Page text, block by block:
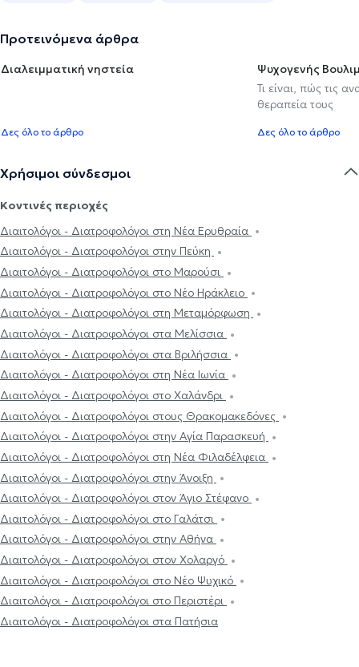
Προτεινόμενα άρθρα
Διαλειμματική νηστεία
Δες όλο το άρθρο
Ψυχογενής
Τι είναι, πώς τις
θεραπεία τους
Δες όλο το άρθρο
Χρήσιμοι σύνδεσμοι
Κοντινές περιοχές
Διαιτολόγοι - Διατροφολόγοι στη Νέα Ερυθραία
Διαιτολόγοι - Διατροφολόγοι στην Πεύκη
Διαιτολόγοι - Διατροφολόγοι στο Μαρούσι
Διαιτολόγοι - Διατροφολόγοι στο Νέο Ηράκλειο
Διαιτολόγοι - Διατροφολόγοι στη Μεταμόρφωση
Διαιτολόγοι - Διατροφολόγοι στα Μελίσσια
Διαιτολόγοι - Διατροφολόγοι στα Βριλήσσια
Διαιτολόγοι - Διατροφολόγοι στη Νέα Ιωνία
Διαιτολόγοι - Διατροφολόγοι στο Χαλάνδρι
Διαιτολόγοι - Διατροφολόγοι στους Θρακομακεδόνες
Διαιτολόγοι - Διατροφολόγοι στην Αγία Παρασκευή
Διαιτολόγοι - Διατροφολόγοι στη Νέα Φιλαδέλφεια
Διαιτολόγοι - Διατροφολόγοι στην Άνοιξη
Διαιτολόγοι - Διατροφολόγοι στον Άγιο Στέφανο
Διαιτολόγοι - Διατροφολόγοι στο Γαλάτσι
Διαιτολόγοι - Διατροφολόγοι στην Αθήνα
Διαιτολόγοι - Διατροφολόγοι στον Χολαργό
Διαιτολόγοι - Διατροφολόγοι στο Νέο Ψυχικό
Διαιτολόγοι - Διατροφολόγοι στο Περιστέρι
Διαιτολόγοι - Διατροφολόγοι στα Πατήσια